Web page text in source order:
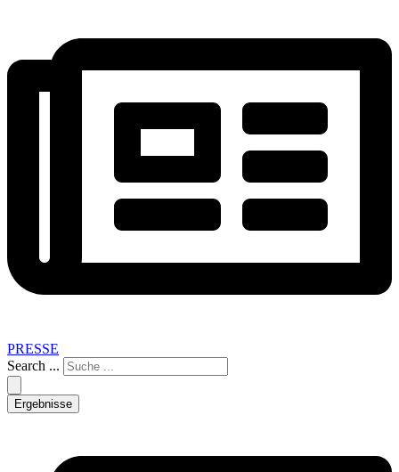
PRESSE
Search ...
Ergebnisse